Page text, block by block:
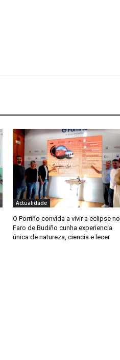
Actualidade
O Porriño convida a vivir a eclipse no
Faro de Budiño cunha experiencia
única de natureza, ciencia e lecer